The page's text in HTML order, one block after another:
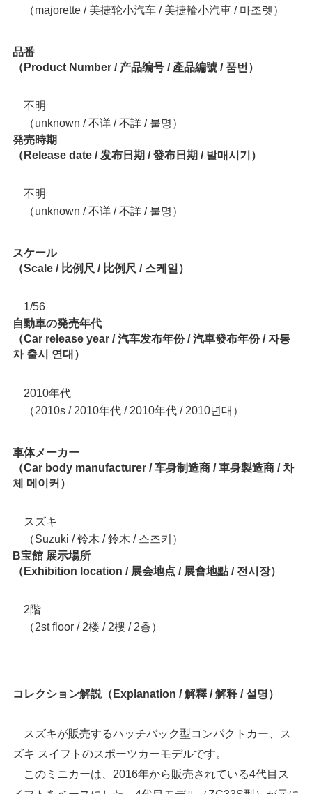
（majorette / 美捷轮小汽车 / 美捷輪小汽車 / 마조렛）
品番
（Product Number / 产品编号 / 產品編號 / 품번）
不明
（unknown / 不详 / 不詳 / 불명）
発売時期
（Release date / 发布日期 / 發布日期 / 발매시기）
不明
（unknown / 不详 / 不詳 / 불명）
スケール
（Scale / 比例尺 / 比例尺 / 스케일）
1/56
自動車の発売年代
（Car release year / 汽车发布年份 / 汽車發布年份 / 자동
차 출시 연대）
2010年代
（2010s / 2010年代 / 2010年代 / 2010년대）
車体メーカー
（Car body manufacturer / 车身制造商 / 車身製造商 / 차
체 메이커）
スズキ
（Suzuki / 铃木 / 鈴木 / 스즈키）
B宝館 展示場所
（Exhibition location / 展会地点 / 展會地點 / 전시장）
2階
（2st floor / 2楼 / 2樓 / 2층）
コレクション解説（Explanation / 解釋 / 解释 / 설명）
スズキが販売するハッチバック型コンパクトカー、ス
ズキ スイフトのスポーツカーモデルです。
このミニカーは、2016年から販売されている4代目ス